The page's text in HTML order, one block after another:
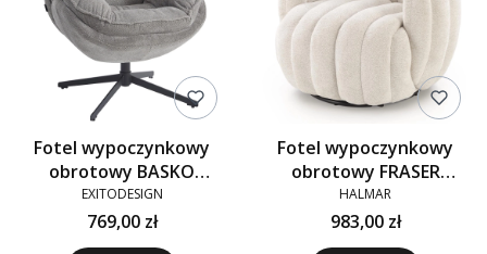
Fotel wypoczynkowy
obrotowy BASKO
tkanina szary VINCI 11
EXITODESIGN
769,00 zł
Fotel wypoczynkowy
obrotowy FRASER
kremowy
HALMAR
983,00 zł